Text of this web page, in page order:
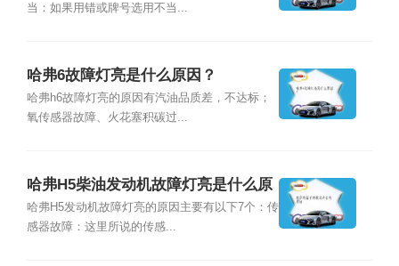
当：如果用错或牌号选用不当...
哈弗6故障灯亮是什么原因？
哈弗h6故障灯亮的原因有汽油品质差，不达标；
氧传感器故障、火花塞积碳过...
哈弗H5柴油发动机故障灯亮是什么原
因？
哈弗H5发动机故障灯亮的原因主要有以下7个：传
感器故障：这里所说的传感...